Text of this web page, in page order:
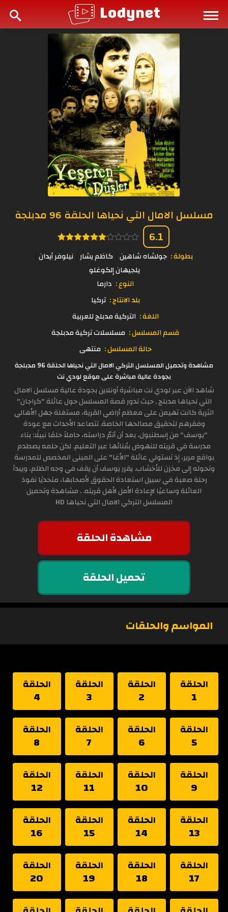
مسلسل الامال التي نحياها الحلقة 96 مدبلجة
6.1
بطولة : جولشاه شاهين كاظم يشار نيلوفر أيدان
يلجيهان إلكوغلو
النوع : دارما
بلد الانتاج : تركيا
اللغة : التركية مدبلج للعربية
قسم المسلسل : مسلسلات تركية مدبلجة
حالة المسلسل : منتهى
مشاهدة وتحميل المسلسل التركي الامال التي نحياها الحلقة 96 مدبلجة
بجودة عالية مباشرة على موقع لودي نت
شاهد الآن عبر لودي نت مباشرة أونلاين بجودة عالية مسلسل الامال
التي نحياها مدبلج , حيث تدور قصة المسلسل حول عائلة "كراجان"
الثرية كانت تهيمن على معظم أراضي القرية، مستغلة جهل الأهالي
وفقرهم لتحقيق مصالحها الخاصة. تتصاعد الأحداث مع عودة
"يوسف" من إسطنبول، بعد أن أتمّ دراسته، حاملاً حلمًا نبيلًا: بناء
مدرسة في قريته للنهوض بأبنائها عبر التعليم. لكن حلمه يصطدم
بواقع مرير، إذ تستولي عائلة "الأغا" على المبنى المخصص للمدرسة
وتحوله إلى مخزن للأخشاب. يقرر يوسف أن يقف في وجه الظلم، ويبدأ
رحلة صعبة في سبيل استعادة الحقوق لأصحابها، متحديًا نفوذ
العائلة وساعيًا لإعادة الأمل لأهل قريته. . مشاهدة وتحميل
المسلسل التركي الامال التي نحياها HD
مشاهدة الحلقة
تحميل الحلقة
المواسم والحلقات
الحلقة
1
الحلقة
2
الحلقة
3
الحلقة
4
الحلقة
5
الحلقة
6
الحلقة
7
الحلقة
8
الحلقة
9
الحلقة
10
الحلقة
11
الحلقة
12
الحلقة
13
الحلقة
14
الحلقة
15
الحلقة
16
الحلقة
17
الحلقة
18
الحلقة
19
الحلقة
20